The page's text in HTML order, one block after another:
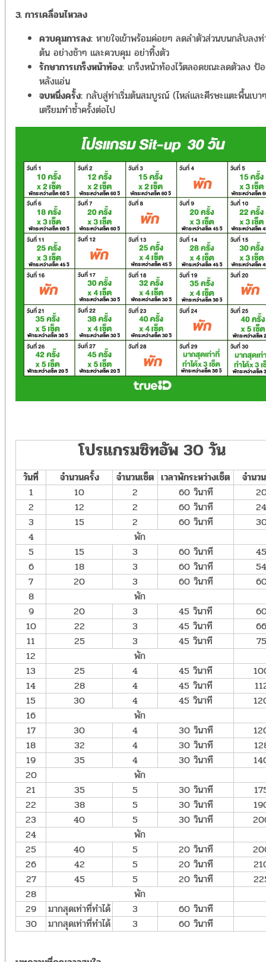
3. การเคลื่อนไหวลง
ควบคุมการลง: หายใจเข้าพร้อมค่อยๆ ลดลำตัวส่วนบนกลับลงท่
ต้น อย่างช้าๆ และควบคุม อย่าทิ้งตัว
รักษาการเกร็งหน้าท้อง: เกร็งหน้าท้องไว้ตลอดขณะลดตัวลง ป้
หลังแอ่น
จบหนึ่งครั้ง: กลับสู่ท่าเริ่มต้นสมบูรณ์ (ไหล่และศีรษะแตะพื้นเบา
เตรียมทำซ้ำครั้งต่อไป
โปรแกรมซิทอัพ 30 วัน
วันที่ จำนวนครั้ง จำนวนเซ็ต เวลาพักระหว่างเซ็ต
จำนว
1
10 2 60 วินาที
2
12 2 60 วินาที
24
3
15 2 60 วินาที
4
พัก
5
15 3 60 วินาที
45
6
18 3 60 วินาที
54
7
20 3 60 วินาที
8
พัก
9
20 3 45 วินาที
10
22 3 45 วินาที
66
11
25 3 45 วินาที
75
12
พัก
13
25 4 45 วินาที
14
28 4 45 วินาที
15
30 4 45 วินาที
16
พัก
17
30 4 30 วินาที
18
32 4 30 วินาที
19
35 4 30 วินาที
20
พัก
21
35 5 30 วินาที
22
38 5 30 วินาที
23
40 5 30 วินาที
24
พัก
25
40 5 20 วินาที
26
42 5 20 วินาที
27
45 5 20 วินาที
28
พัก
29
มากสุดเท่าที่ทำได้ 3
60 วินาที
30
มากสุดเท่าที่ทำได้ 3 60 วินาที